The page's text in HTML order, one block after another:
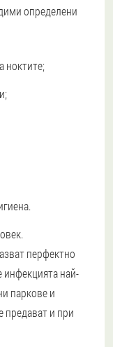
определени
ноктите;
перфектно
най-
паркове и
предават и при